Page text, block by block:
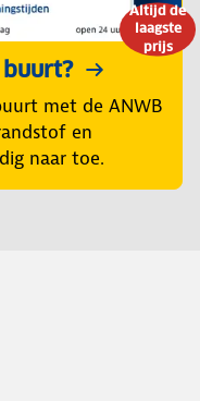
Altijd de
laagste
prijs
met de ANWB
en
naar toe.